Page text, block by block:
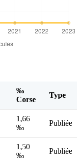
‰
Corse
Type
1,66
‰
Publiée
1,50
‰
Publiée